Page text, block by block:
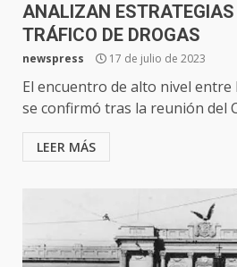
ANALIZAN
TRÁFICO DE DROGAS
newspress 17 de julio de 2023
El encuentro de alto nivel entre
se confirmó tras la reunión del
LEER MÁS